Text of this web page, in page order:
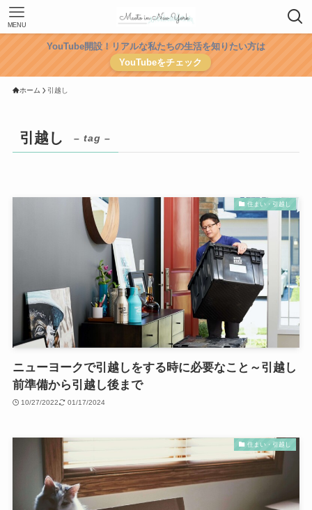
MENU
YouTube開設！リアルな私たちの生活を知りたい方は
YouTubeをチェック
ホーム 引越し
引越し – tag –
住まい・引越し
ニューヨークで引越しをする時に必要なこと～引越し
前準備から引越し後まで
10/27/2022 01/17/2024
住まい・引越し